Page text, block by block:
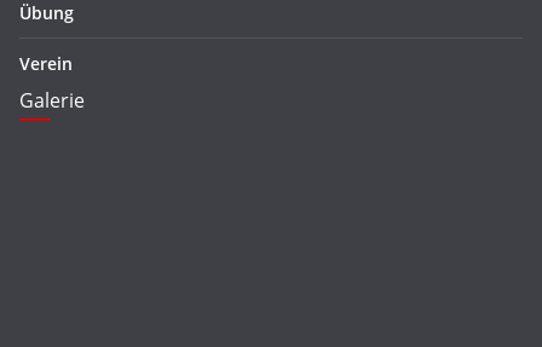
Übung
Verein
Galerie